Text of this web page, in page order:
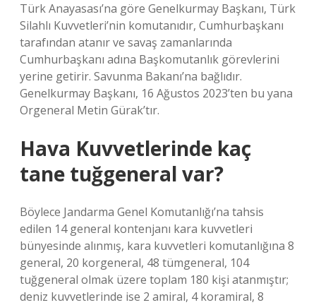
Türk Anayasası’na göre Genelkurmay Başkanı, Türk
Silahlı Kuvvetleri’nin komutanıdır, Cumhurbaşkanı
tarafından atanır ve savaş zamanlarında
Cumhurbaşkanı adına Başkomutanlık görevlerini
yerine getirir. Savunma Bakanı’na bağlıdır.
Genelkurmay Başkanı, 16 Ağustos 2023’ten bu yana
Orgeneral Metin Gürak’tır.
Hava Kuvvetlerinde kaç
tane tuğgeneral var?
Böylece Jandarma Genel Komutanlığı’na tahsis
edilen 14 general kontenjanı kara kuvvetleri
bünyesinde alınmış, kara kuvvetleri komutanlığına 8
general, 20 korgeneral, 48 tümgeneral, 104
tuğgeneral olmak üzere toplam 180 kişi atanmıştır;
deniz kuvvetlerinde ise 2 amiral, 4 koramiral, 8